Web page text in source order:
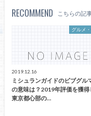
RECOMMEND こちらの記
グルメ
2019.12.16
ミシュランガイドのビブグル
の意味は？2019年評価を獲得
東京都心部の…